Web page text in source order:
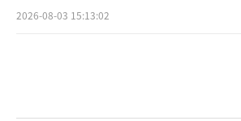
2026-08-03 15:13:02